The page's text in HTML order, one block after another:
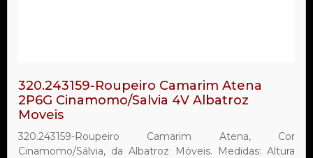
320.243159-Roupeiro Camarim Atena
2P6G Cinamomo/Salvia 4V Albatroz
Moveis
320.243159-Roupeiro Camarim Atena, Cor
Cinamomo/Sálvia, da Albatroz Móveis. Medidas: Altura